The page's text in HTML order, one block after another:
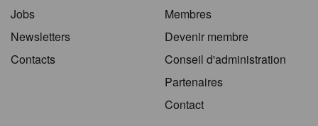
Jobs
Newsletters
Contacts
Membres
Devenir membre
Conseil d'administration
Partenaires
Contact